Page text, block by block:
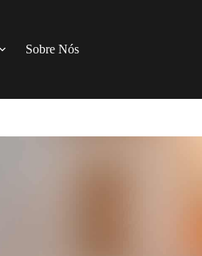
Sobre Nós